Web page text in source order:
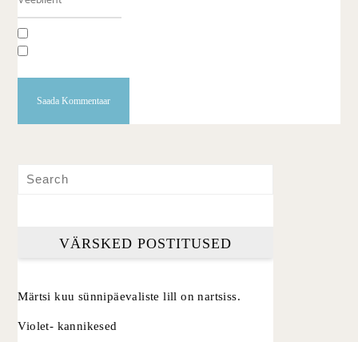
VÄRSKED POSTITUSED
Märtsi kuu sünnipäevaliste lill on nartsiss.
Violet- kannikesed